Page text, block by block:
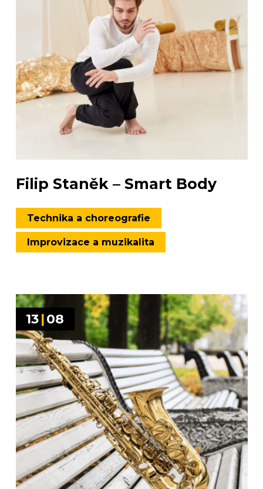
Filip Staněk – Smart Body
Technika a choreografie
Improvizace a muzikalita
13|08